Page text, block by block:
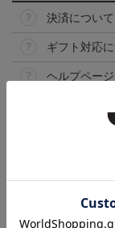
決済について
ギフト対応
ヘルプページ
広島
サン